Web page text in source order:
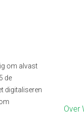
om alvast
de
digitaliseren
Over